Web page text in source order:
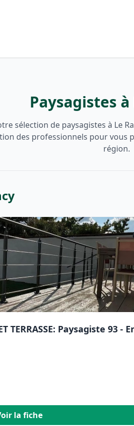
Paysagistes
sélection de paysagistes à Le
des professionnels pour vous
région.
la fiche